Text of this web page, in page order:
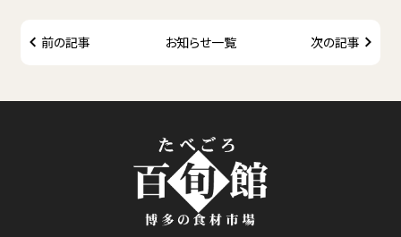
前の記事 お知らせ一覧 次の記事